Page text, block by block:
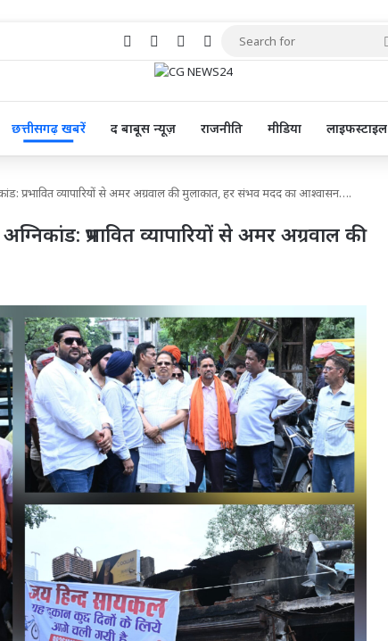
Facebook PinterestYouTube
छत्तीसगढ़ खबरें द बाबूस न्यूज़ राजनीति मीडिया लाइफस्टाइल
प्रभावित व्यापारियों से अमर अग्रवाल की मुलाकात, हर संभव मदद का आश्वासन….
प्रभावित व्यापारियों से अमर अग्रवाल की